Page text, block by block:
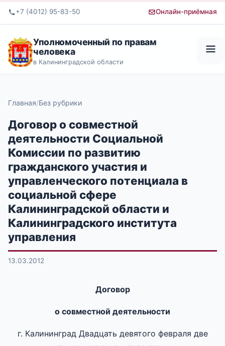
+7 (4012) 95-83-50 Онлайн-приёмная
Уполномоченный по правам
человека
в Калининградской области
Главная Без рубрики
Договор о совместной
деятельности Социальной
Комиссии по развитию
гражданского участия и
управленческого потенциала в
социальной сфере
Калининградской области и
Калининградского института
управления
13.03.2012
Договор
о совместной деятельности
г. Калининград Двадцать девятого февраля две